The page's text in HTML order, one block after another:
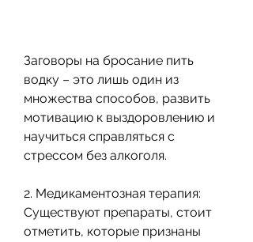
Заговоры на бросание пить
водку – это лишь один из
множества способов, развить
мотивацию к выздоровлению и
научиться справляться с
стрессом без алкоголя.
2. Медикаментозная терапия:
Существуют препараты, стоит
отметить, которые признаны